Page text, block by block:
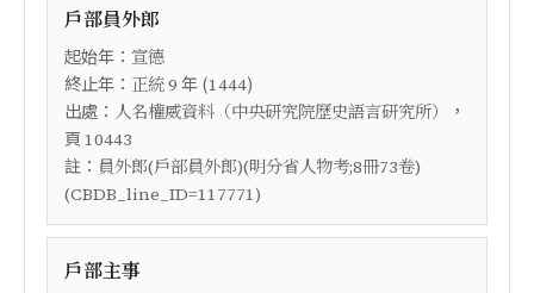
戶部員外郎
起始年： 宣德
終止年： 正統9 年 (1444)
出處： 人名權威資料（中央研究院歷史語言研究所）
，
頁 10443
註： 員外郎(戶部員外郎)(明分省人物考;8冊73卷)
(CBDB_line_ID=117771)
戶部主事